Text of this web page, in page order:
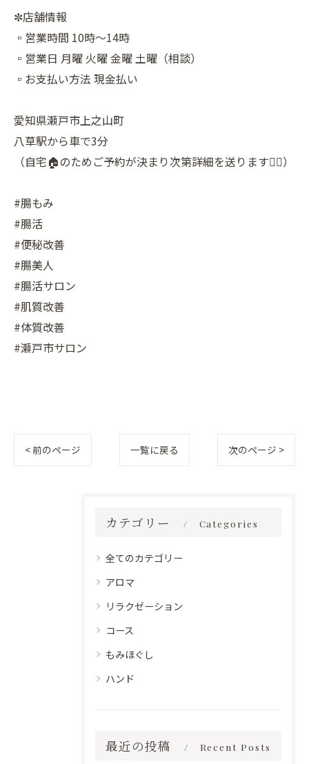
✼店舗情報
▫︎営業時間 10時〜14時
▫︎営業日 月曜 火曜 金曜 土曜（相談）
▫︎お支払い方法 現金払い
愛知県瀬戸市上之山町
八草駅から車で3分
（自宅🏠のためご予約が決まり次第詳細を送ります🙇‍♂️）
#腸もみ
#腸活
#便秘改善
#腸美人
#腸活サロン
#肌質改善
#体質改善
#瀬戸市サロン
< 前のページ 一覧に戻る 次のページ >
カテゴリー Categories
全てのカテゴリー
アロマ
リラクゼーション
コース
もみほぐし
ハンド
最近の投稿 Recent Posts